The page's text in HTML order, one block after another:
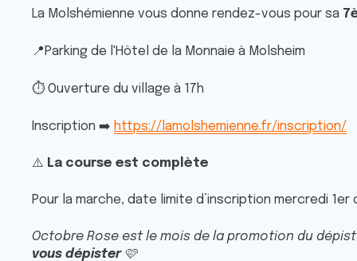
La Molshémienne vous donne rendez-vous pour sa
📍 Parking de l'Hôtel de la Monnaie à Molsheim
⏱️ Ouverture du village à 17h
Inscription ➡️ https://lamolshemienne.fr/inscription/
⚠️ La course est complète
Pour la marche, date limite d’inscription mercredi 1er
Octobre Rose est le mois de la promotion du
vous dépister 🩷